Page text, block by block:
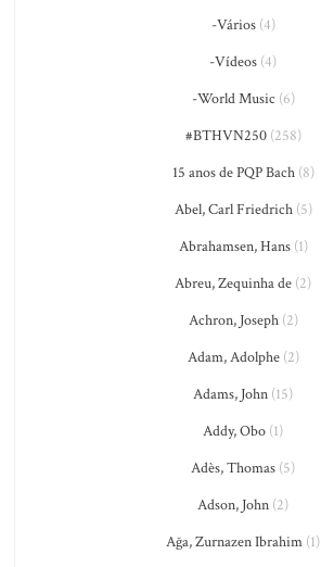
-Vários(4)
-Vídeos (4)
-World Music (6)
#BTHVN250(258)
15 anos de PQP Bach(8)
Abel, Carl Friedrich(5)
Abrahamsen, Hans(1)
Abreu, Zequinha de (2)
Achron, Joseph(2)
Adam, Adolphe(2)
Adams, John (15)
Addy, Obo (1)
Adès, Thomas (5)
Adson, John (2)
Ağa, Zurnazen Ibrahim (1)